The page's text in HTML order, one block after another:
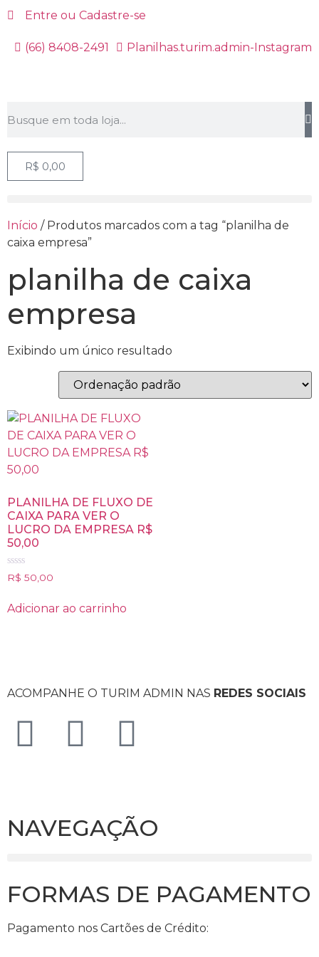
Entre ou Cadastre-se
(66) 8408-2491 Planilhas.turim.admin-Instagram
R$ 0,00
Início / Produtos marcados com a tag “planilha de
caixa empresa”
planilha de caixa
empresa
Exibindo um único resultado
PLANILHA DE FLUXO DE
CAIXA PARA VER O
LUCRO DA EMPRESA R$
50,00
Avaliação
0
5
R$ 50,00
Adicionar ao carrinho
ACOMPANHE O TURIM ADMIN NAS REDES SOCIAIS
NAVEGAÇÃO
FORMAS DE PAGAMENTO
Pagamento nos Cartões de Crédito: